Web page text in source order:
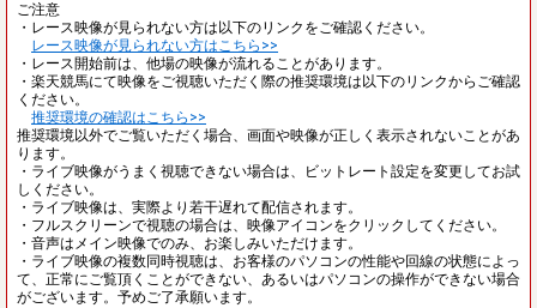
ご注意
・レース映像が見られない方は以下のリンクをご確認ください。
レース映像が見られない方はこちら>>
・レース開始前は、他場の映像が流れることがあります。
・楽天競馬にて映像をご視聴いただく際の推奨環境は以下のリンクからご確認
ください。
推奨環境の確認はこちら>>
推奨環境以外でご覧いただく場合、画面や映像が正しく表示されないことがあ
ります。
・ライブ映像がうまく視聴できない場合は、ビットレート設定を変更してお試
しください。
・ライブ映像は、実際より若干遅れて配信されます。
・フルスクリーンで視聴の場合は、映像アイコンをクリックしてください。
・音声はメイン映像でのみ、お楽しみいただけます。
・ライブ映像の複数同時視聴は、お客様のパソコンの性能や回線の状態によっ
て、正常にご覧頂くことができない、あるいはパソコンの操作ができない場合
がございます。予めご了承願います。